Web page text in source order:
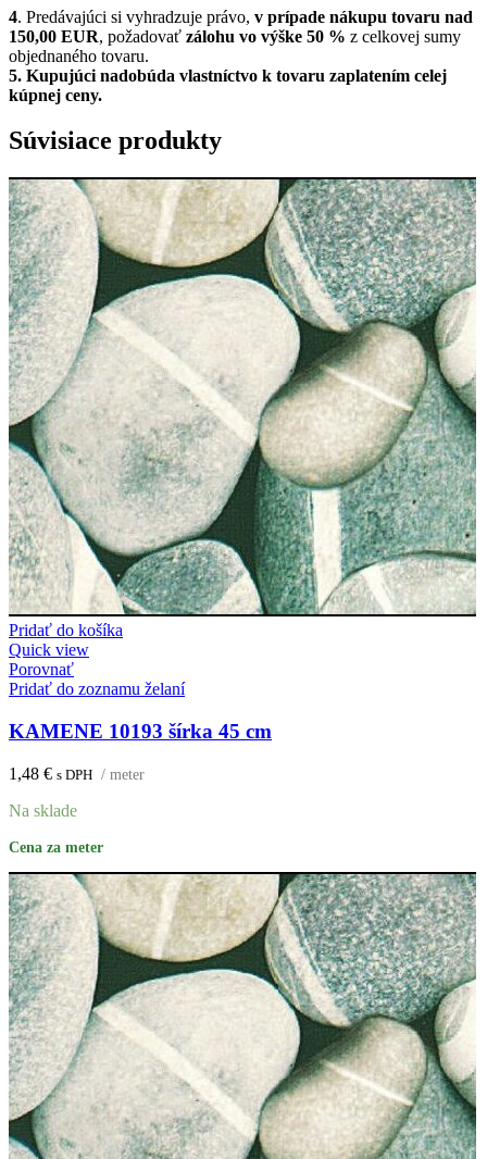
4. Predávajúci si vyhradzuje právo, v prípade nákupu tovaru nad
150,00 EUR, požadovať zálohu vo výške 50 % z celkovej sumy
objednaného tovaru.
5. Kupujúci nadobúda vlastníctvo k tovaru zaplatením celej
kúpnej ceny.
Súvisiace produkty
Pridať do košíka
Quick view
Porovnať
Pridať do zoznamu želaní
KAMENE 10193 šírka 45 cm
1,48 € s DPH / meter
Na sklade
Cena za meter